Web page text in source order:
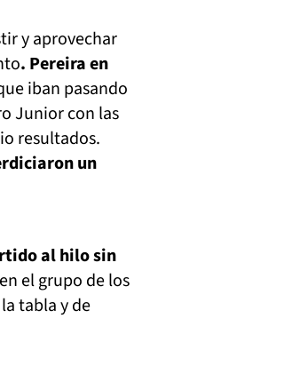
y aprovechar
. Pereira en
iban pasando
Junior con las
resultados.
un
al hilo sin
el grupo de los
tabla y de